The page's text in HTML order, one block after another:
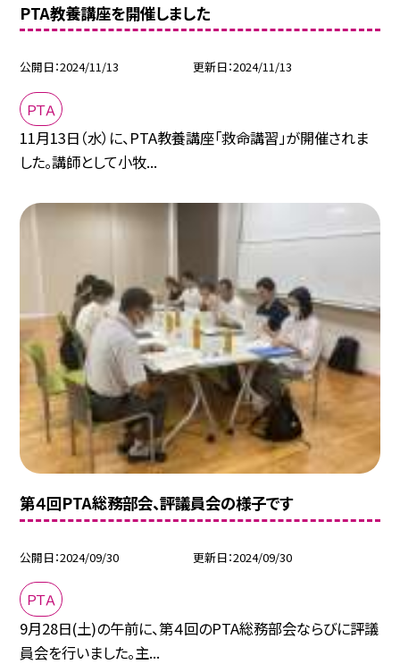
PTA教養講座を開催しました
公開日 2024/11/13 更新日 2024/11/13
ＰＴＡ
11月13日（水）に、PTA教養講座「救命講習」が開催されま
した。講師として小牧...
第４回PTA総務部会、評議員会の様子です
公開日 2024/09/30 更新日 2024/09/30
ＰＴＡ
9月28日(土)の午前に、第４回のPTA総務部会ならびに評議
員会を行いました。主...